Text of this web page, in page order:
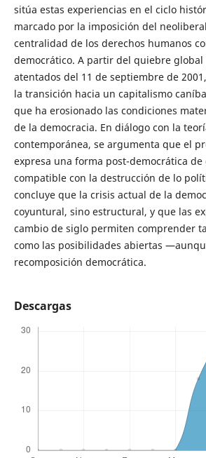
sitúa estas experiencias en el ciclo
marcado por la imposición del
centralidad de los derechos humanos
democrático. A partir del quiebre
atentados del 11 de septiembre de
la transición hacia un capitalismo
que ha erosionado las condiciones
de la democracia. En diálogo con la
contemporánea, se argumenta que el
expresa una forma post-democrática
compatible con la destrucción de lo
concluye que la crisis actual de la
coyuntural, sino estructural, y que las
cambio de siglo permiten comprender
como las posibilidades abiertas
recomposición democrática.
Descargas